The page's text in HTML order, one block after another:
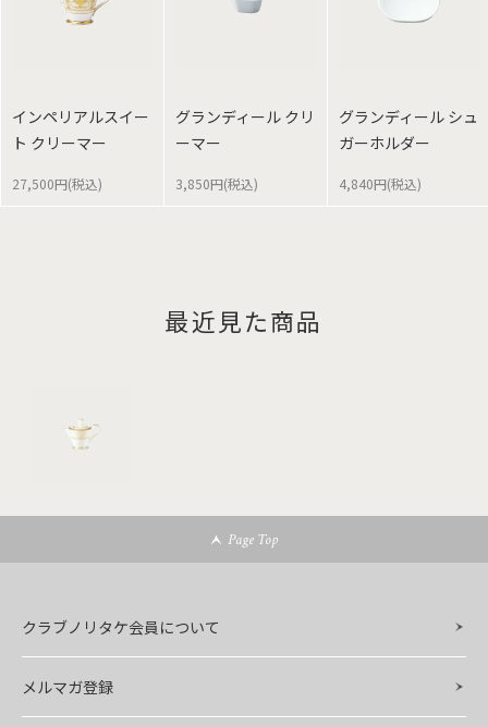
インペリアルスイー
ト クリーマー
27,500円(税込)
グランディール クリ
ーマー
3,850円(税込)
グランディール シュ
ガーホルダー
4,840円(税込)
最近見た商品
Page Top
クラブノリタケ会員について
メルマガ登録